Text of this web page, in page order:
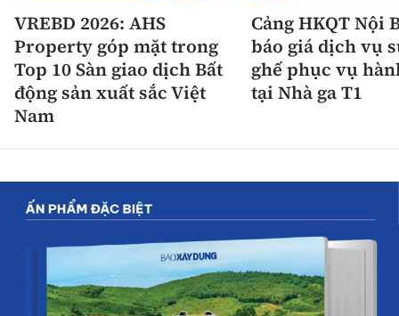
VREBD 2026: AHS
Property góp mặt trong
Top 10 Sàn giao dịch Bất
động sản xuất sắc Việt
Nam
Cảng HKQT Nội
báo giá dịch vụ
ghế phục vụ
tại Nhà ga T1